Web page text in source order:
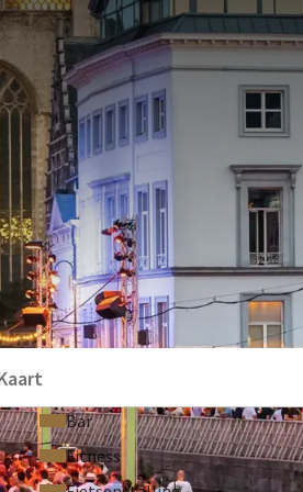
het bruisende stadsfestival met een
en gezelligheid geniet u van
tot 13.00 uur, zodat u de volgende
Gent in één groot feestterrein met
Van der Valk Hotel Gent bereikt u
alles wat de stad te bieden heeft.
in ons rustig gelegen hotel. Maak
Spa. Ook op culinair vlak heeft u
comfort kamers
INFORMATIE
Bar
Fitness